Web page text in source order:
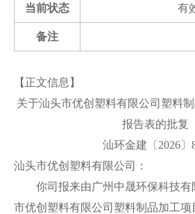
当前状态 有
备注
【正文信息】
关于汕头市优创塑料有限公司塑料
报告表的批复
汕环金建〔2026〕
汕头市优创塑料有限公司：
你司报来由广州中晟环保科技有
市优创塑料有限公司塑料制品加工项